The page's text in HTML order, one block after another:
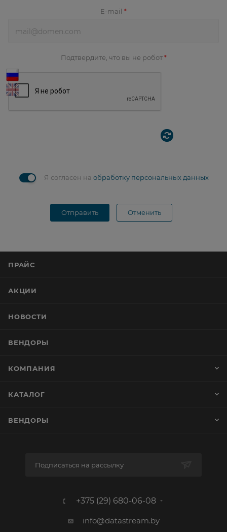
E-mail *
Подтвердите, что вы не робот *
Я согласен на обработку персональных данных
Отправить Отменить
ПРАЙС
АКЦИИ
НОВОСТИ
ВЕНДОРЫ
КОМПАНИЯ
КАТАЛОГ
ВЕНДОРЫ
Подписаться на рассылку
+375 (29) 680-06-08
info@datastream.by